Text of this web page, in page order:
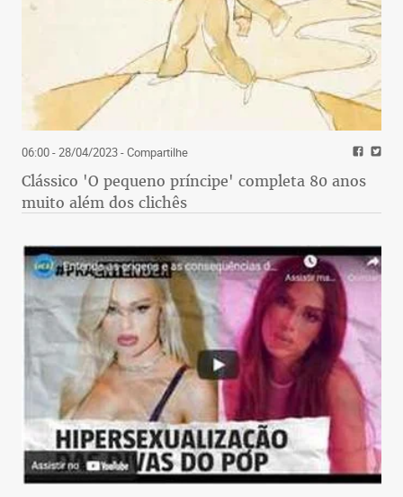
06:00 - 28/04/2023- Compartilhe
Clássico 'O pequeno príncipe' completa 80 anos
muito além dos clichês